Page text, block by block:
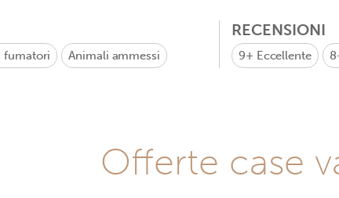
fumatori Animali ammessi
RECENSIONI
9+ Eccellente
Offerte case